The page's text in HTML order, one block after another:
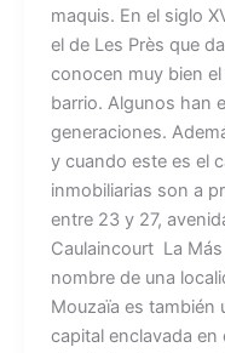
maquis. En el siglo
el de Les Près que
conocen muy bien
barrio. Algunos han
generaciones.
y cuando este es el
inmobiliarias son a
entre 23 y 27,
Caulaincourt La
nombre de una
Mouzaïa es también
capital enclavada